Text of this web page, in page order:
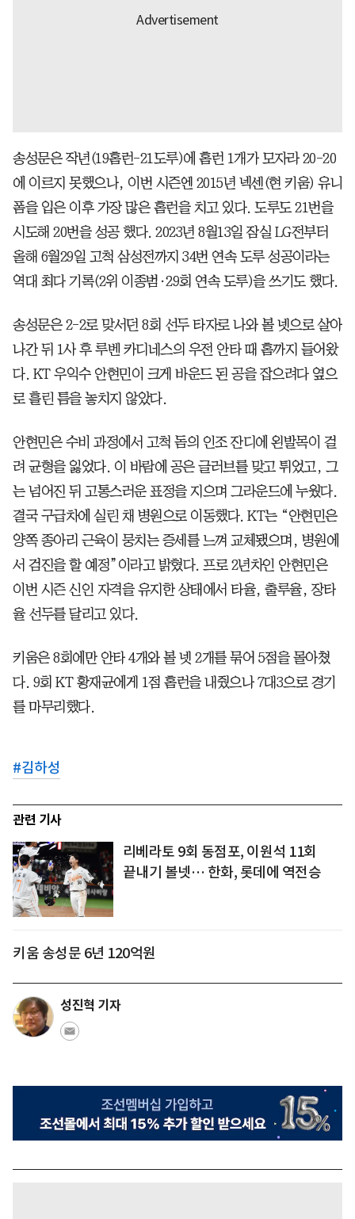
송성문은 작년(19홈런-21도루)에 홈런 1개가 모자라 20-20
에 이르지 못했으나, 이번 시즌엔 2015년 넥센(현 키움) 유니
폼을 입은 이후 가장 많은 홈런을 치고 있다. 도루도 21번을
시도해 20번을 성공 했다. 2023년 8월13일 잠실 LG전부터
올해 6월29일 고척 삼성전까지 34번 연속 도루 성공이라는
역대 최다 기록(2위 이종범·29회 연속 도루)을 쓰기도 했다.
송성문은 2-2로 맞서던 8회 선두 타자로 나와 볼 넷으로 살아
나간 뒤 1사 후 루벤 카디네스의 우전 안타 때 홈까지 들어왔
다. KT 우익수 안현민이 크게 바운드 된 공을 잡으려다 옆으
로 흘린 틈을 놓치지 않았다.
안현민은 수비 과정에서 고척 돔의 인조 잔디에 왼발목이 걸
려 균형을 잃었다. 이 바람에 공은 글러브를 맞고 튀었고, 그
는 넘어진 뒤 고통스러운 표정을 지으며 그라운드에 누웠다.
결국 구급차에 실린 채 병원으로 이동했다. KT는 “안현민은
양쪽 종아리 근육이 뭉치는 증세를 느껴 교체됐으며, 병원에
서 검진을 할 예정”이라고 밝혔다. 프로 2년차인 안현민은
이번 시즌 신인 자격을 유지한 상태에서 타율, 출루율, 장타
율 선두를 달리고 있다.
키움은 8회에만 안타 4개와 볼 넷 2개를 묶어 5점을 몰아쳤
다. 9회 KT 황재균에게 1점 홈런을 내줬으나 7대3으로 경기
를 마무리했다.
#김하성
관련 기사
리베라토 9회 동점포, 이원석 11회
끝내기 볼넷… 한화, 롯데에 역전승
키움 송성문 6년 120억원
성진혁 기자